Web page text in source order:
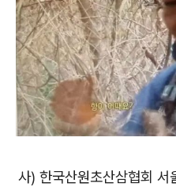
사) 한국산원초산삼협회